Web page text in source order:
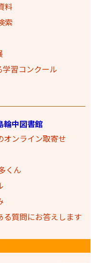
料
索
習コンクール
輪中図書館
オンライン取寄せ
くん
る質問にお答えします